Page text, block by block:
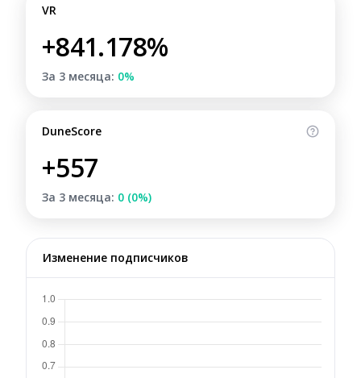
VR
+841.178%
За 3 месяца: 0%
DuneScore
+557
За 3 месяца: 0 (0%)
Изменение подписчиков